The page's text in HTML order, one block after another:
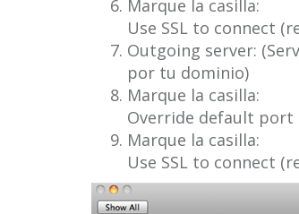
Marque la casilla:
Use SSL to connect
Outgoing server:
por tu dominio)
Marque la casilla:
Override default port
Marque la casilla:
Use SSL to connect